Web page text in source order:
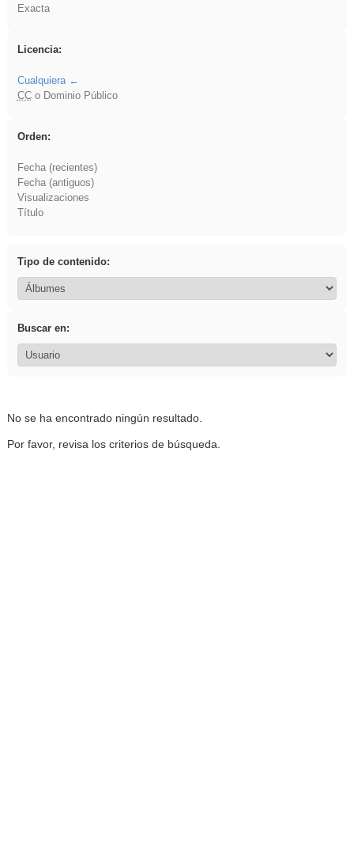
Exacta
Licencia:
Cualquiera
CCo Dominio Público
Orden:
Fecha (recientes)
Fecha (antiguos)
Visualizaciones
Título
Tipo de contenido:
Buscar en:
No se ha encontrado ningún resultado.
Por favor, revisa los criterios de búsqueda.